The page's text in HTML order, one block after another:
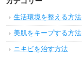
生活環境を整える方法
美肌をキープする方法
ニキビを治す方法